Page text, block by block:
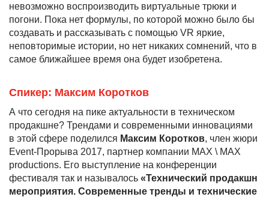
невозможно воспроизводить виртуальные трюки и
погони. Пока нет формулы, по которой можно было бы
создавать и рассказывать с помощью VR яркие,
неповторимые истории, но нет никаких сомнений, что в
самое ближайшее время она будет изобретена.
Спикер: Максим Коротков
А что сегодня на пике актуальности в техническом
продакшне? Трендами и современными инновациями
в этой сфере поделился Максим Коротков, член жюри
Event-Прорыва 2017, партнер компании MAX \ MAX
productions. Его выступление на конференции
фестиваля так и называлось «Технический продакшн
мероприятия. Современные тренды и технические